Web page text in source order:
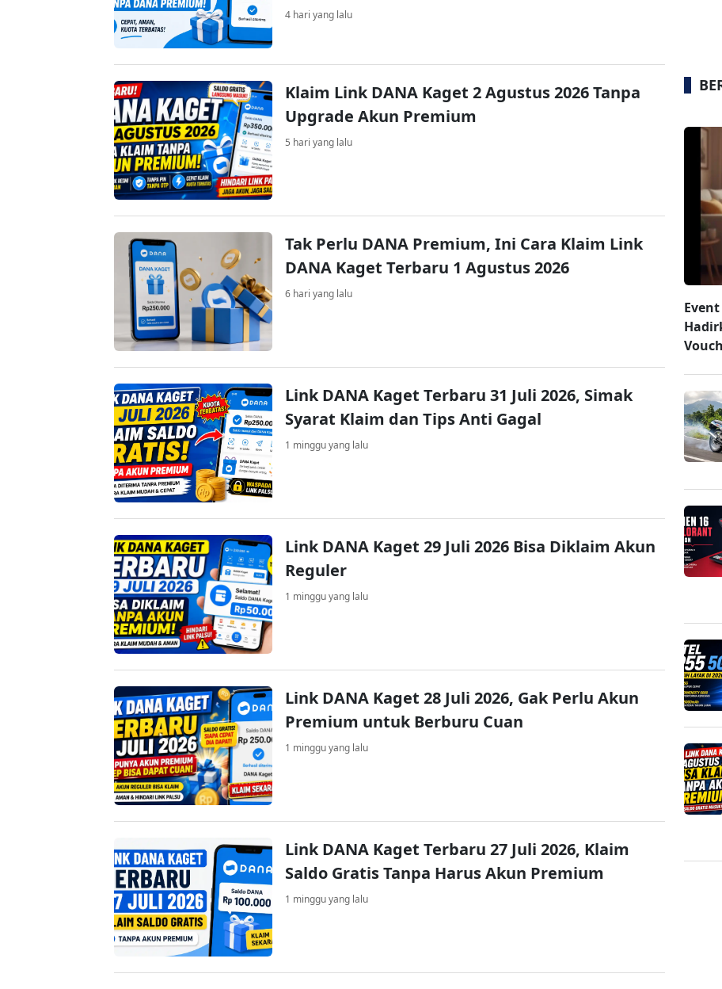
4 hari yang lalu
Klaim Link DANA Kaget 2 Agustus 2026 Tanpa
Upgrade Akun Premium
5 hari yang lalu
Tak Perlu DANA Premium, Ini Cara Klaim Link
DANA Kaget Terbaru 1 Agustus 2026
6 hari yang lalu
Link DANA Kaget Terbaru 31 Juli 2026, Simak
Syarat Klaim dan Tips Anti Gagal
1 minggu yang lalu
Link DANA Kaget 29 Juli 2026 Bisa Diklaim Akun
Reguler
1 minggu yang lalu
Link DANA Kaget 28 Juli 2026, Gak Perlu Akun
Premium untuk Berburu Cuan
1 minggu yang lalu
Link DANA Kaget Terbaru 27 Juli 2026, Klaim
Saldo Gratis Tanpa Harus Akun Premium
1 minggu yang lalu